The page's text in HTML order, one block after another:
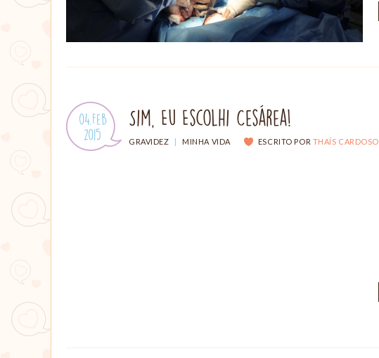
Publicado
em:
04.Feb
.
2015
Sim, Eu Escolhi Cesárea!
CATEGORIAS:
GRAVIDEZ MINHA VIDA ESCRITO POR THAÍS CARDOSO